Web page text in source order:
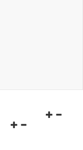
Navigationsmenü